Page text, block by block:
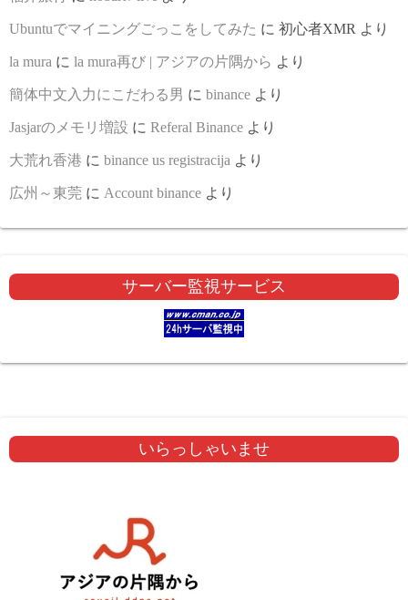
Ubuntuでマイニングごっこをしてみた に 初心者XMR より
la mura に la mura再び | アジアの片隅から より
簡体中文入力にこだわる男 に binance より
Jasjarのメモリ増設 に Referal Binance より
大荒れ香港 に binance us registracija より
広州～東莞 に Account binance より
サーバー監視サービス
いらっしゃいませ